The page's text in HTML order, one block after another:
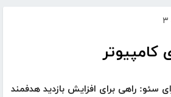
کامپیوتر
سئو: راهی برای افزایش بازدید هدفمند